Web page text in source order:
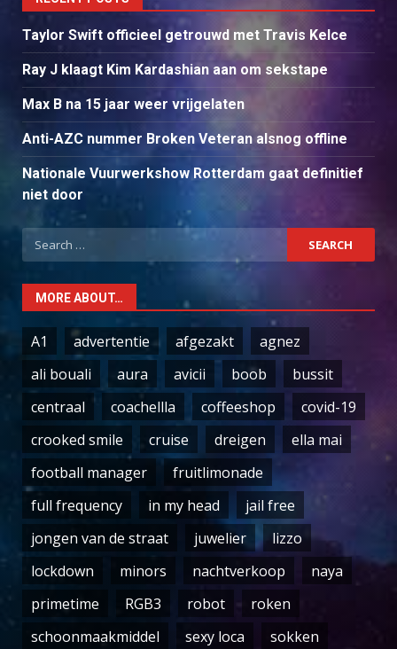
Taylor Swift officieel getrouwd met Travis Kelce
Ray J klaagt Kim Kardashian aan om sekstape
Max B na 15 jaar weer vrijgelaten
Anti-AZC nummer Broken Veteran alsnog offline
Nationale Vuurwerkshow Rotterdam gaat definitief
niet door
Search
for:
MORE ABOUT…
A1 advertentie afgezakt
agnez
ali bouali
aura avicii boob
bussit
centraal
coachellla coffeeshop
covid-19
crooked smile
cruise dreigen
ella mai
football manager
fruitlimonade
full frequency
in my head
jail free
jongen van de straat
juwelier
lizzo
lockdown
minors nachtverkoop
naya
primetime
RGB3 robot
roken
schoonmaakmiddel
sexy loca sokken